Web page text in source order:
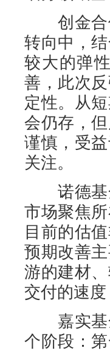
创金合信
转向中，
较大的弹
善，此次
定性。从
会仍存，
谨慎，受
关注。
诺德基金
市场聚焦
目前的估
预期改善
游的建材
交付的速
嘉实基金
个阶段：